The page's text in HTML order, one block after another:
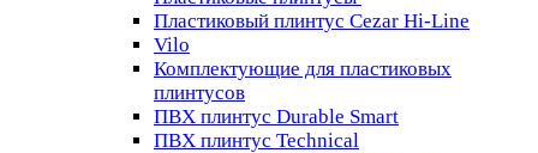
Пластиковый плинтус Cezar Hi-Line
Vilo
Комплектующие для пластиковых
плинтусов
ПВХ плинтус Durable Smart
ПВХ плинтус Technical